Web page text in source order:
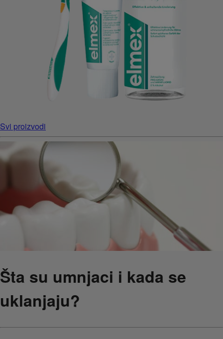
Svi proizvodi
Šta su umnjaci i kada se
uklanjaju?